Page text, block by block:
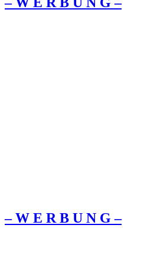
– W Ε R Β U Ν G –